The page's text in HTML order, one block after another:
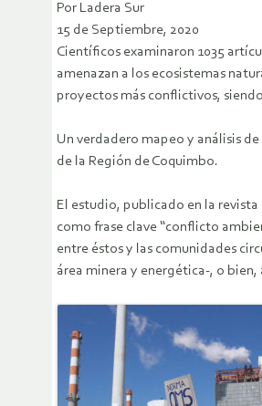
Por Ladera Sur
15 de Septiembre, 2020
Científicos examinaron 1035
amenazan a los ecosistemas
proyectos más conflictivos,
Un verdadero mapeo y análisis
de la Región de Coquimbo.
El estudio, publicado en la
como frase clave “conflicto
entre éstos y las comunidades
área minera y energética-, o